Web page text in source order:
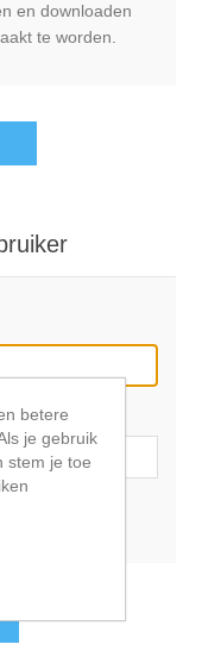
en downloaden
te worden.
betere
je gebruik
stem je toe